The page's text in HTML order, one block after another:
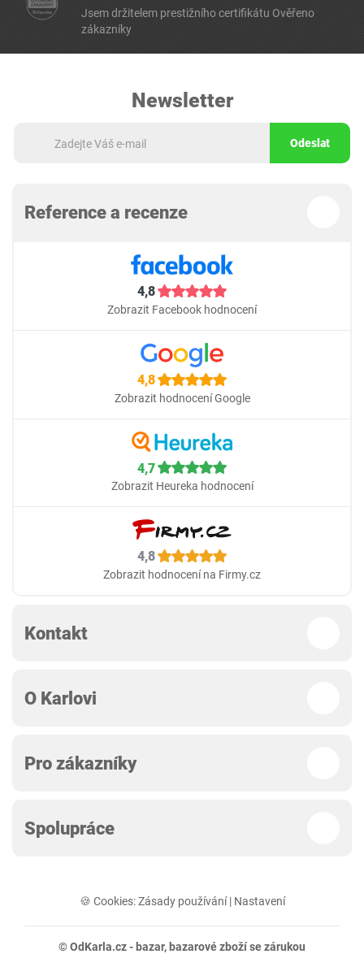
Jsem držitelem prestižního certifikátu Ověřeno
zákazníky
Newsletter
Odeslat
Reference a recenze
4,8
Zobrazit Facebook hodnocení
4,8
Zobrazit hodnocení Google
4,7
Zobrazit Heureka hodnocení
4,8
Zobrazit hodnocení na Firmy.cz
Kontakt
O Karlovi
Pro zákazníky
Spolupráce
🍪 Cookies:Zásady používání| Nastavení
© OdKarla.cz - bazar, bazarové zboží se zárukou